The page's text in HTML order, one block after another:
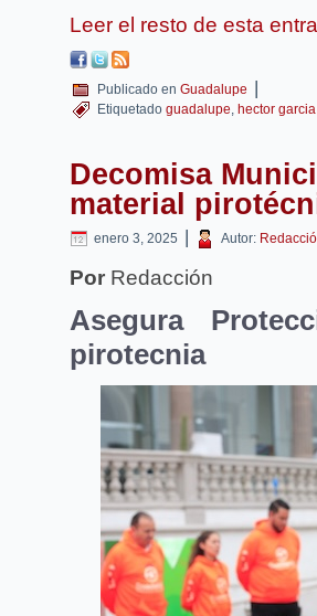
Leer el resto de esta
Publicado en Guadalupe |
Etiquetado guadalupe, hector
Decomisa
material
enero 3, 2025 | Autor:
Por Redacción
Asegura
pirotecnia